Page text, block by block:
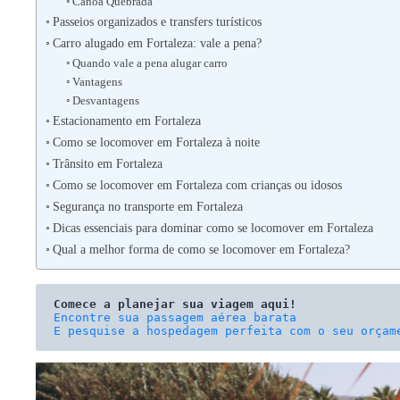
Passeios organizados e transfers turísticos
Carro alugado em Fortaleza: vale a pena?
Quando vale a pena alugar carro
Vantagens
Desvantagens
Estacionamento em Fortaleza
Como se locomover em Fortaleza à noite
Trânsito em Fortaleza
Como se locomover em Fortaleza com crianças ou idosos
Segurança no transporte em Fortaleza
Dicas essenciais para dominar como se locomover em Fortaleza
Qual a melhor forma de como se locomover em Fortaleza?
Comece a planejar sua viagem aqui!
E pesquise a hospedagem perfeita com o seu